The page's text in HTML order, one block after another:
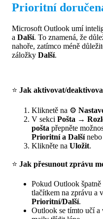
Prioritní
Microsoft Outlook umí
a Další. To znamená, že
nahoře, zatímco méně
záložky Další.
⭐ Jak aktivovat/
Kliknetě na ⚙️
V sekci Pošta →
pošta přepněte
Prioritní a Dalšínebo
Klikněte na Uložit.
⭐ Jak přesunout zprávu
Pokud Outlook
tlačítkem na zprávu a
Prioritní/Další.
Outlook se tímto učí a